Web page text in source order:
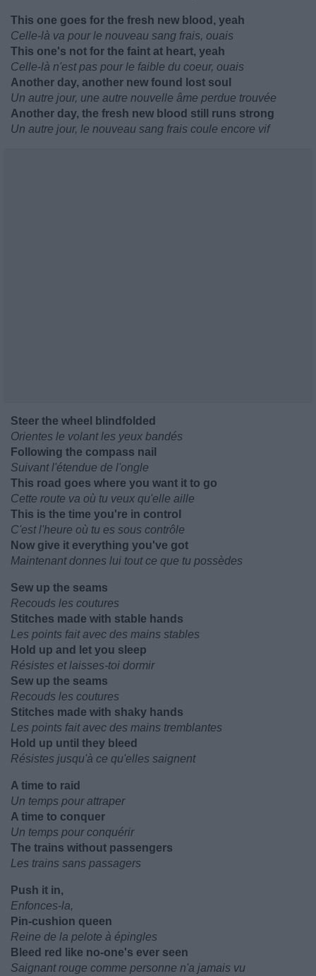
This one goes for the fresh new blood, yeah
Celle-là va pour le nouveau sang frais, ouais
This one's not for the faint at heart, yeah
Celle-là n'est pas pour le faible du coeur, ouais
Another day, another new found lost soul
Un autre jour, une autre nouvelle âme perdue trouvée
Another day, the fresh new blood still runs strong
Un autre jour, le nouveau sang frais coule encore vif
Steer the wheel blindfolded
Orientes le volant les yeux bandés
Following the compass nail
Suivant l'étendue de l'ongle
This road goes where you want it to go
Cette route va où tu veux qu'elle aille
This is the time you're in control
C'est l'heure où tu es sous contrôle
Now give it everything you've got
Maintenant donnes lui tout ce que tu possèdes
Sew up the seams
Recouds les coutures
Stitches made with stable hands
Les points fait avec des mains stables
Hold up and let you sleep
Résistes et laisses-toi dormir
Sew up the seams
Recouds les coutures
Stitches made with shaky hands
Les points fait avec des mains tremblantes
Hold up until they bleed
Résistes jusqu'à ce qu'elles saignent
A time to raid
Un temps pour attraper
A time to conquer
Un temps pour conquérir
The trains without passengers
Les trains sans passagers
Push it in,
Enfonces-la,
Pin-cushion queen
Reine de la pelote à épingles
Bleed red like no-one's ever seen
Saignant rouge comme personne n'a jamais vu